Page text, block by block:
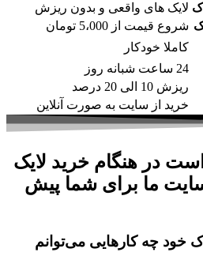
لایک های واقعی و بدون ریزش
شروع قیمت از 5،000 تومان
کاملا خودکار
24 ساعت شبانه روز
ریزش 10 الی 20 درصد
خرید از سایت به صورت آنلاین
در هنگام خرید لایک
ما برای شما پیش
خود چه کارهایی می‌توانم